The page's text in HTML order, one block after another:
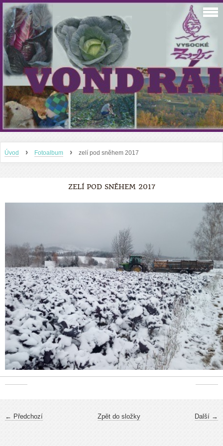
Úvod › Fotoalbum › zelí pod sněhem 2017
ZELÍ POD SNĚHEM 2017
← Předchozí Další →
Zpět do složky